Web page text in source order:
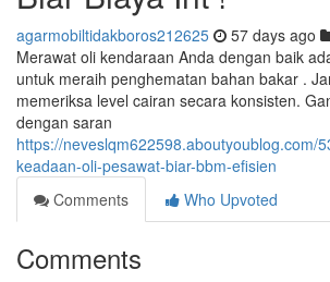
agarmobiltidakboros212625 57 days ago
Merawat oli kendaraan Anda dengan baik
untuk meraih penghematan bahan bakar .
memeriksa level cairan secara konsisten.
dengan saran
https://neveslqm622598.aboutyoublog.com/
keadaan-oli-pesawat-biar-bbm-efisien
Comments
Who Upvoted
Comments